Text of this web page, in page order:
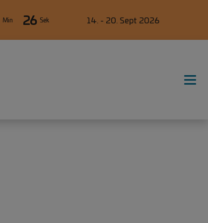
Min 25 Sek 14. - 20. Sept 2026